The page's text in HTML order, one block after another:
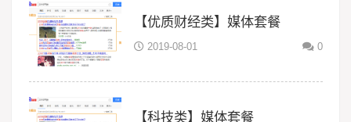
【优质财经类】媒体套餐
2019-08-01 0
【科技类】媒体套餐